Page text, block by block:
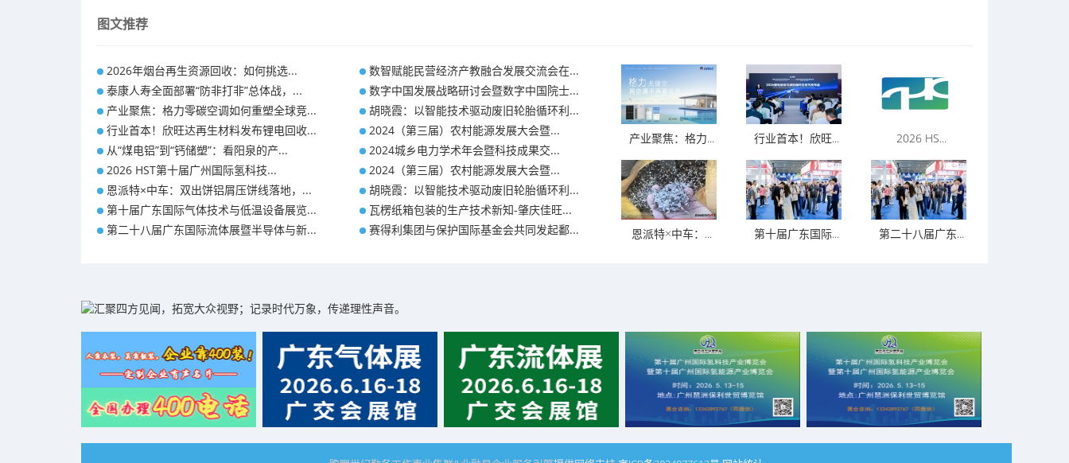
图文推荐
2026年烟台再生资源回收：如何挑选...
泰康人寿全面部署“防非打非”总体战，...
产业聚焦：格力零碳空调如何重塑全球竞...
行业首本！欣旺达再生材料发布锂电回收...
从“煤电铝”到“钙储塑”：看阳泉的产...
2026 HST第十届广州国际氢科技...
恩派特×中车：双出饼铝屑压饼线落地，...
第十届广东国际气体技术与低温设备展览...
第二十八届广东国际流体展暨半导体与新...
数智赋能民营经济产教融合发展交流会在...
数字中国发展战略研讨会暨数字中国院士...
胡晓霞：以智能技术驱动废旧轮胎循环利...
2024（第三届）农村能源发展大会暨...
2024城乡电力学术年会暨科技成果交...
2024（第三届）农村能源发展大会暨...
胡晓霞：以智能技术驱动废旧轮胎循环利...
瓦楞纸箱包装的生产技术新知-肇庆佳旺...
赛得利集团与保护国际基金会共同发起鄱...
产业聚焦：格力... 行业首本！欣旺... 2026 HS...
恩派特×中车：... 第十届广东国际... 第二十八届广东...